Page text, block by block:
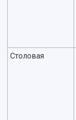
Столовая